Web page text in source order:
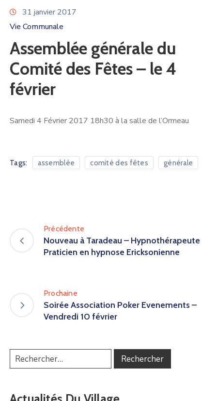
31 janvier 2017
Vie Communale
Assemblée générale du
Comité des Fêtes – le 4
février
Samedi 4 Février 2017 18h30 à la salle de l’Ormeau
Tags: assemblée comité des fêtes générale
Précédente
Nouveau à Taradeau – Hypnothérapeute
Praticien en hypnose Ericksonienne
Prochaine
Soirée Association Poker Evenements –
Vendredi 10 février